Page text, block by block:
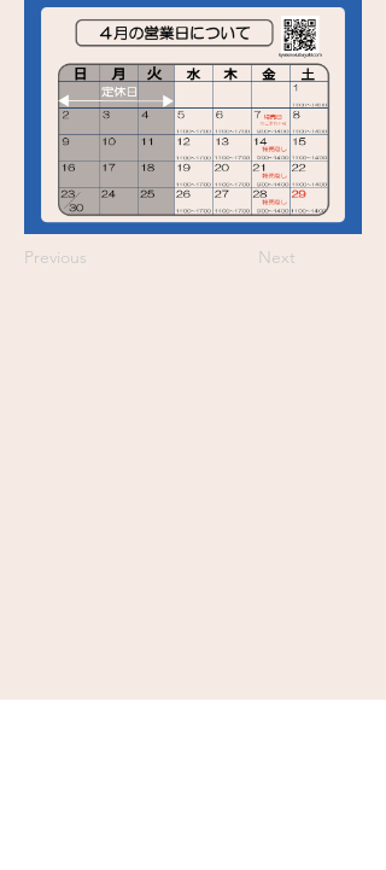
Previous Next